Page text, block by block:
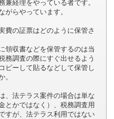
兼経理をやっている者です。
がらやっています。
費の証票はどのように保管さ
領収書などを保管するのは当
務調査の際にすぐ出せるよう
ピーして貼るなどして保管し
。
、法テラス案件の場合は単な
とかではなく）、税務調査用
すが、法テラス利用ではない